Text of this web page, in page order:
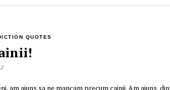
QUOTES
ajuns sa ne mancam precum cainii. Am ajuns, din